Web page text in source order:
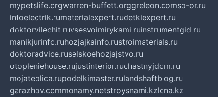
mypetslife.orgwarren-buffett.orggreleon.comsp-or.ru
infoelectrik.rumaterialexpert.rudetkiexpert.ru
doktorvilechit.ruvsesvoimirykami.ruinstrumentgid.ru
manikjurinfo.ruhozjajkainfo.rustroimaterials.ru
doktoradvice.ruselskoehozjajstvo.ru
otopleniehouse.rujustinterior.ruchastnyjdom.ru
mojateplica.rupodelkimaster.rulandshaftblog.ru
garazhov.commonamy.netstroysnami.kzlcna.kz